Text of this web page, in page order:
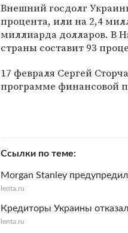
Внешний госдолг
процента, или на 2,4
миллиарда долларов. В
страны составит 93
17 февраля Сергей
программе финансовой
Ссылки по теме
Morgan Stanley
lenta.ru
Кредиторы Украины
lenta.ru